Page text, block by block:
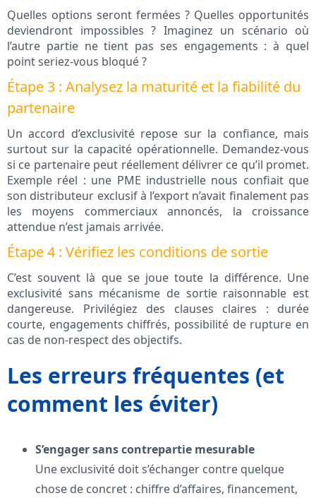
Quelles options seront fermées ? Quelles opportunités
deviendront impossibles ? Imaginez un scénario où
l’autre partie ne tient pas ses engagements : à quel
point seriez-vous bloqué ?
Étape 3 : Analysez la maturité et la fiabilité du
partenaire
Un accord d’exclusivité repose sur la confiance, mais
surtout sur la capacité opérationnelle. Demandez-vous
si ce partenaire peut réellement délivrer ce qu’il promet.
Exemple réel : une PME industrielle nous confiait que
son distributeur exclusif à l’export n’avait finalement pas
les moyens commerciaux annoncés, la croissance
attendue n’est jamais arrivée.
Étape 4 : Vérifiez les conditions de sortie
C’est souvent là que se joue toute la différence. Une
exclusivité sans mécanisme de sortie raisonnable est
dangereuse. Privilégiez des clauses claires : durée
courte, engagements chiffrés, possibilité de rupture en
cas de non-respect des objectifs.
Les erreurs fréquentes (et
comment les éviter)
S’engager sans contrepartie mesurable
Une exclusivité doit s’échanger contre quelque
chose de concret : chiffre d’affaires, financement,